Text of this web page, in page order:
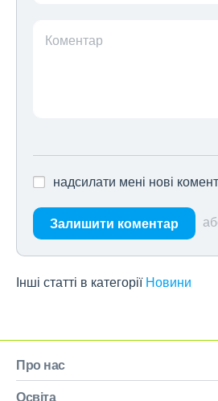
Коментар
надсилати мені нові
Залишити коментар
Інші статті в категорії Новини
Про нас
Освіта